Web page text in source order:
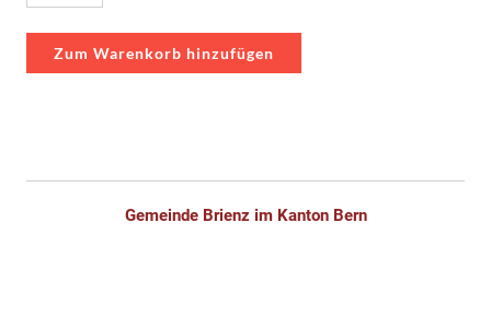
Zum Warenkorb hinzufügen
Gemeinde Brienz im Kanton Bern